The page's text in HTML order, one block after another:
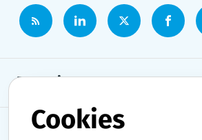
Persruimte
Onderwerpen
Cookies